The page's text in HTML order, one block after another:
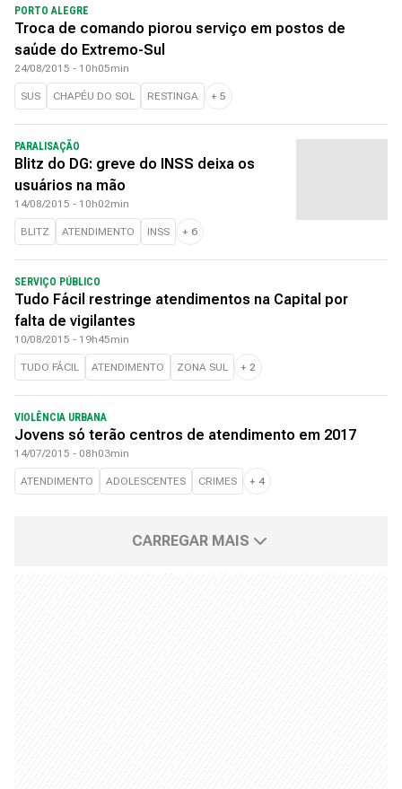
PORTO ALEGRE
Troca de comando piorou serviço em postos de
saúde do Extremo-Sul
24/08/2015 - 10h05min
SUS CHAPÉU DO SOL RESTINGA + 5
PARALISAÇÃO
Blitz do DG: greve do INSS deixa os
usuários na mão
14/08/2015 - 10h02min
BLITZ ATENDIMENTO INSS + 6
SERVIÇO PÚBLICO
Tudo Fácil restringe atendimentos na Capital por
falta de vigilantes
10/08/2015 - 19h45min
TUDO FÁCIL ATENDIMENTO ZONA SUL + 2
VIOLÊNCIA URBANA
Jovens só terão centros de atendimento em 2017
14/07/2015 - 08h03min
ATENDIMENTO ADOLESCENTES CRIMES + 4
CARREGAR MAIS